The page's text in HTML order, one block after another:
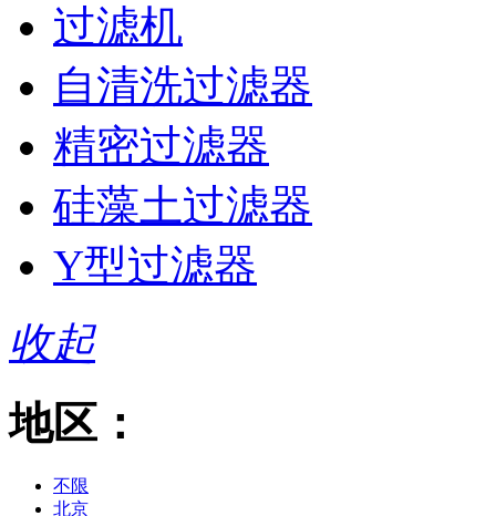
过滤机
自清洗过滤器
精密过滤器
硅藻土过滤器
Y型过滤器
收起
地区：
不限
北京